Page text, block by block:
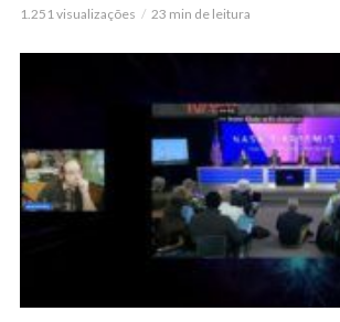
1.251 visualizações 23 min de leitura